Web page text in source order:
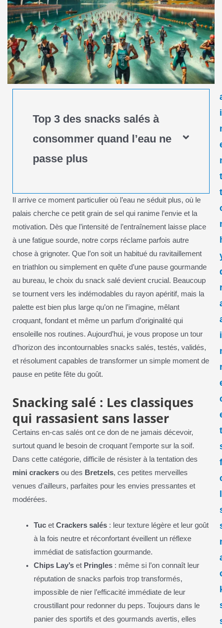
Top 3 des snacks salés à
consommer quand l’eau ne
passe plus
Il arrive ce moment particulier où l’eau ne séduit plus, où le
palais cherche ce petit grain de sel qui ranime l’envie et la
motivation. Dès que l’intensité de l’entraînement laisse place
à une fatigue sourde, notre corps réclame parfois autre
chose à grignoter. Que l’on soit un habitué du ravitaillement
en triathlon ou simplement en quête d’une pause gourmande
au bureau, le choix du snack salé devient crucial. Beaucoup
se tournent vers les indémodables du rayon apéritif, mais la
palette est bien plus large qu’on ne l’imagine, mêlant
croquant, fondant et même un parfum d’originalité qui
ensoleille nos routines. Aujourd’hui, je vous propose un tour
d’horizon des incontournables snacks salés, testés, validés,
et résolument capables de transformer un simple moment de
pause en petite fête du goût.
Snacking salé : Les classiques
qui rassasient sans lasser
Certains en-cas salés ont ce don de ne jamais décevoir,
surtout quand le besoin de croquant l’emporte sur la soif.
Dans cette catégorie, difficile de résister à la tentation des
mini crackersou des Bretzels, ces petites merveilles
venues d’ailleurs, parfaites pour les envies pressantes et
modérées.
Tuc etCrackers salés : leur texture légère et leur goût
à la fois neutre et réconfortant éveillent un réflexe
immédiat de satisfaction gourmande.
Chips Lay’s et Pringles : même si l’on connaît leur
réputation de snacks parfois trop transformés,
impossible de nier l’efficacité immédiate de leur
croustillant pour redonner du peps. Toujours dans le
panier des sportifs et des gourmands avertis, elles
i